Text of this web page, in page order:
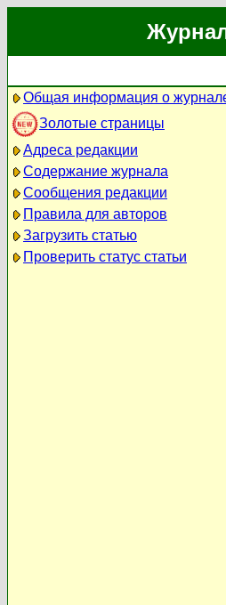
Общая информация о
Золотые страницы
Адреса редакции
Содержание журнала
Сообщения редакции
Правила для авторов
Загрузить статью
Проверить статус статьи